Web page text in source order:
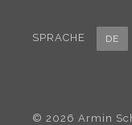
SPRACHE DE
© 2026 Armin